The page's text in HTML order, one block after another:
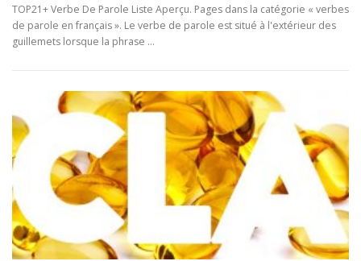
TOP21+ Verbe De Parole Liste Aperçu. Pages dans la catégorie « verbes
de parole en français ». Le verbe de parole est situé à l'extérieur des
guillemets lorsque la phrase …